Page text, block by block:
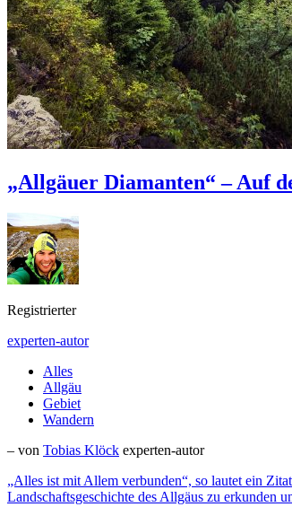
„Allgäuer Diamanten“ – Auf
Registrierter
experten-autor
Alles
Allgäu
Gebiet
Wandern
– von Tobias Klöck experten-autor
„Alles ist mit Allem verbunden“, so lautet ein
Landschaftsgeschichte des Allgäus zu erkunden